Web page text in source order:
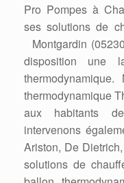
Pro Pompes à
ses solutions de
Montgardin
disposition une
thermodynamique
aux habitants
intervenons
Ariston, De
solutions de